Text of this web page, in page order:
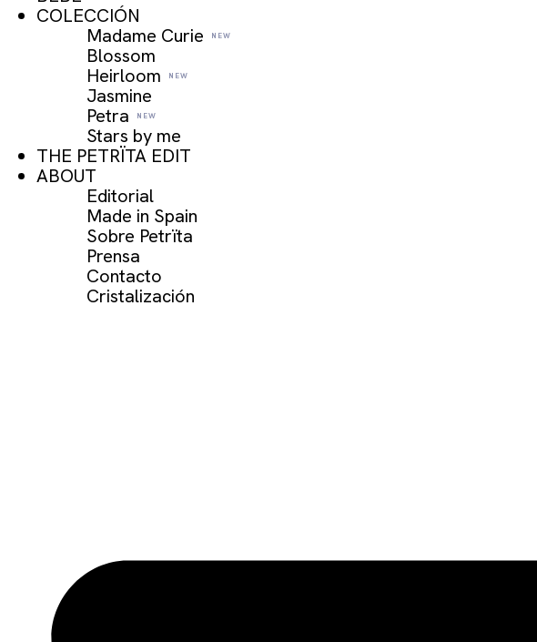
COLECCIÓN
Madame Curie
Blossom
Heirloom
Jasmine
Petra
Stars by me
THE PETRÏTA EDIT
ABOUT
Editorial
Made in Spain
Sobre Petrïta
Prensa
Contacto
Cristalización